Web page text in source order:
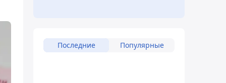
Последние Популярные